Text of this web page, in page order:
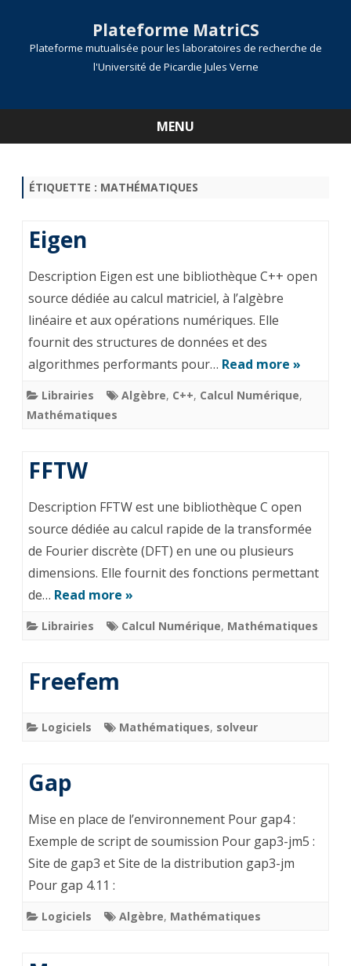
Plateforme MatriCS
Plateforme mutualisée pour les laboratoires de recherche de
l'Université de Picardie Jules Verne
MENU
ÉTIQUETTE : MATHÉMATIQUES
Eigen
Description Eigen est une bibliothèque C++ open
source dédiée au calcul matriciel, à l’algèbre
linéaire et aux opérations numériques. Elle
fournit des structures de données et des
algorithmes performants pour… Read more »
Librairies Algèbre, C++, Calcul Numérique,
Mathématiques
FFTW
Description FFTW est une bibliothèque C open
source dédiée au calcul rapide de la transformée
de Fourier discrète (DFT) en une ou plusieurs
dimensions. Elle fournit des fonctions permettant
de… Read more »
Librairies Calcul Numérique, Mathématiques
Freefem
Logiciels Mathématiques, solveur
Gap
Mise en place de l’environnement Pour gap4 :
Exemple de script de soumission Pour gap3-jm5 :
Site de gap3 et Site de la distribution gap3-jm
Pour gap 4.11 :
Logiciels Algèbre, Mathématiques